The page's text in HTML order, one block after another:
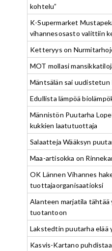
kohtelu”
K-Supermarket
vihannesosasto valittiin
Ketteryys on
MOT mollasi
Mäntsälän sai
Edullista lämpöä
Männistön Puutarha
kukkien laatutuottaja
Salaatteja Wääksyn
Maa-artisokka on
OK Lännen Vihannes
tuottajaorganisaatioksi
Alanteen marjatila tähtää
tuotantoon
Lakstedtin puutarha elää
Kasvis-Kartano